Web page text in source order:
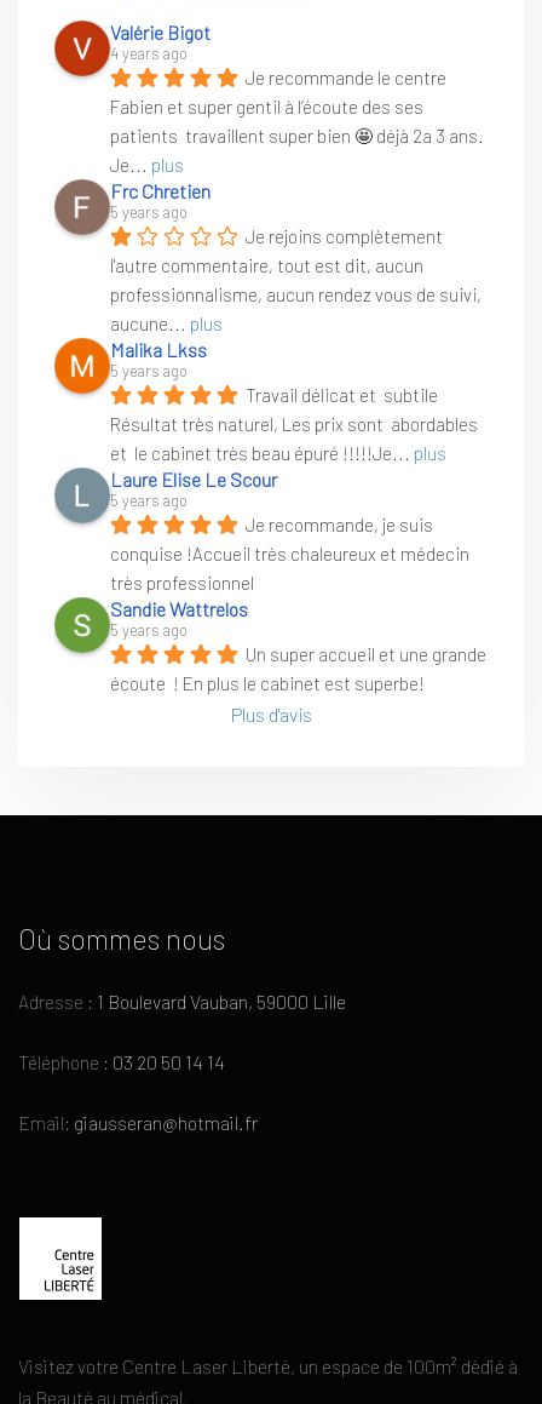
Valérie Bigot
4 years ago
Je recommande le centre
Fabien et super gentil à l’écoute des ses
patients  travaillent super bien 🤩 déjà 2a 3 ans.
Je... plus
Frc Chretien
5 years ago
Je rejoins complètement
l'autre commentaire, tout est dit, aucun
professionnalisme, aucun rendez vous de suivi,
aucune... plus
Malika Lkss
5 years ago
Travail délicat et  subtile
Résultat très naturel, Les prix sont  abordables
et  le cabinet très beau épuré !!!!!Je... plus
Laure Elise Le Scour
5 years ago
Je recommande, je suis
conquise !Accueil très chaleureux et médecin
très professionnel
Sandie Wattrelos
5 years ago
Un super accueil et une grande
écoute  ! En plus le cabinet est superbe!
Plus d'avis
Où sommes nous
Adresse : 1 Boulevard Vauban, 59000 Lille
Téléphone : 03 20 50 14 14
Email: giausseran@hotmail.fr
Visitez votre Centre Laser Liberté, un espace de 100m² dédié à
la Beauté au médical.